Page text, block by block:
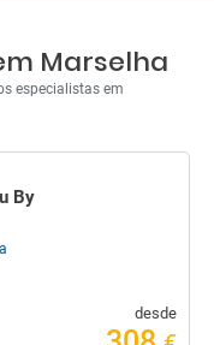
Marselha
especialistas em
By
desde